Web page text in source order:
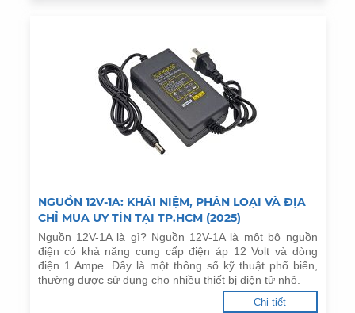
NGUỒN 12V-1A: KHÁI NIỆM, PHÂN LOẠI VÀ ĐỊA
CHỈ MUA UY TÍN TẠI TP.HCM (2025)
Nguồn 12V-1A là gì? Nguồn 12V-1A là một bộ nguồn
điện có khả năng cung cấp điện áp 12 Volt và dòng
điện 1 Ampe. Đây là một thông số kỹ thuật phổ biến,
thường được sử dụng cho nhiều thiết bị điện tử nhỏ.
Chi tiết